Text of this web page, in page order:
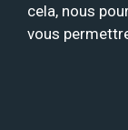
cela, nous
vous